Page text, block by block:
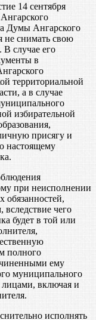
14 сентября
Думы Ангарского
не снимать свою
В случае его
в
территориальной
а в случае
избирательной
присягу и
настоящему
при неисполнении
чего
будет в той или
полного
ему
муниципального
включая и
исполнять